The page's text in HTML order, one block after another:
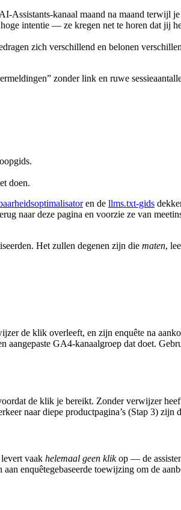
Assistants-kanaal maand na maand terwijl
intentie — ze kregen net te horen dat jij
zich verschillend en belonen
zonder link en ruwe
doen.
en de llms.txt-gids
naar deze pagina en voorzie ze van
Het zullen degenen zijn die maten,
de klik overleeft, en zijn enquête na
aangepaste GA4-kanaalgroep dat doet.
de klik je bereikt. Zonder verwijzer
naar diepe productpagina’s (Stap 3) zijn
vaak helemaal geen klikop — de
enquêtegebaseerde toewijzing om de